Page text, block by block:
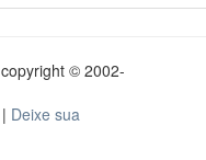
copyright © 2002-
| Deixe sua